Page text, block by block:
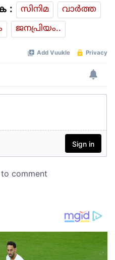
: സിനിമ
വാര്‍ത്ത
ജനപ്രിയം..